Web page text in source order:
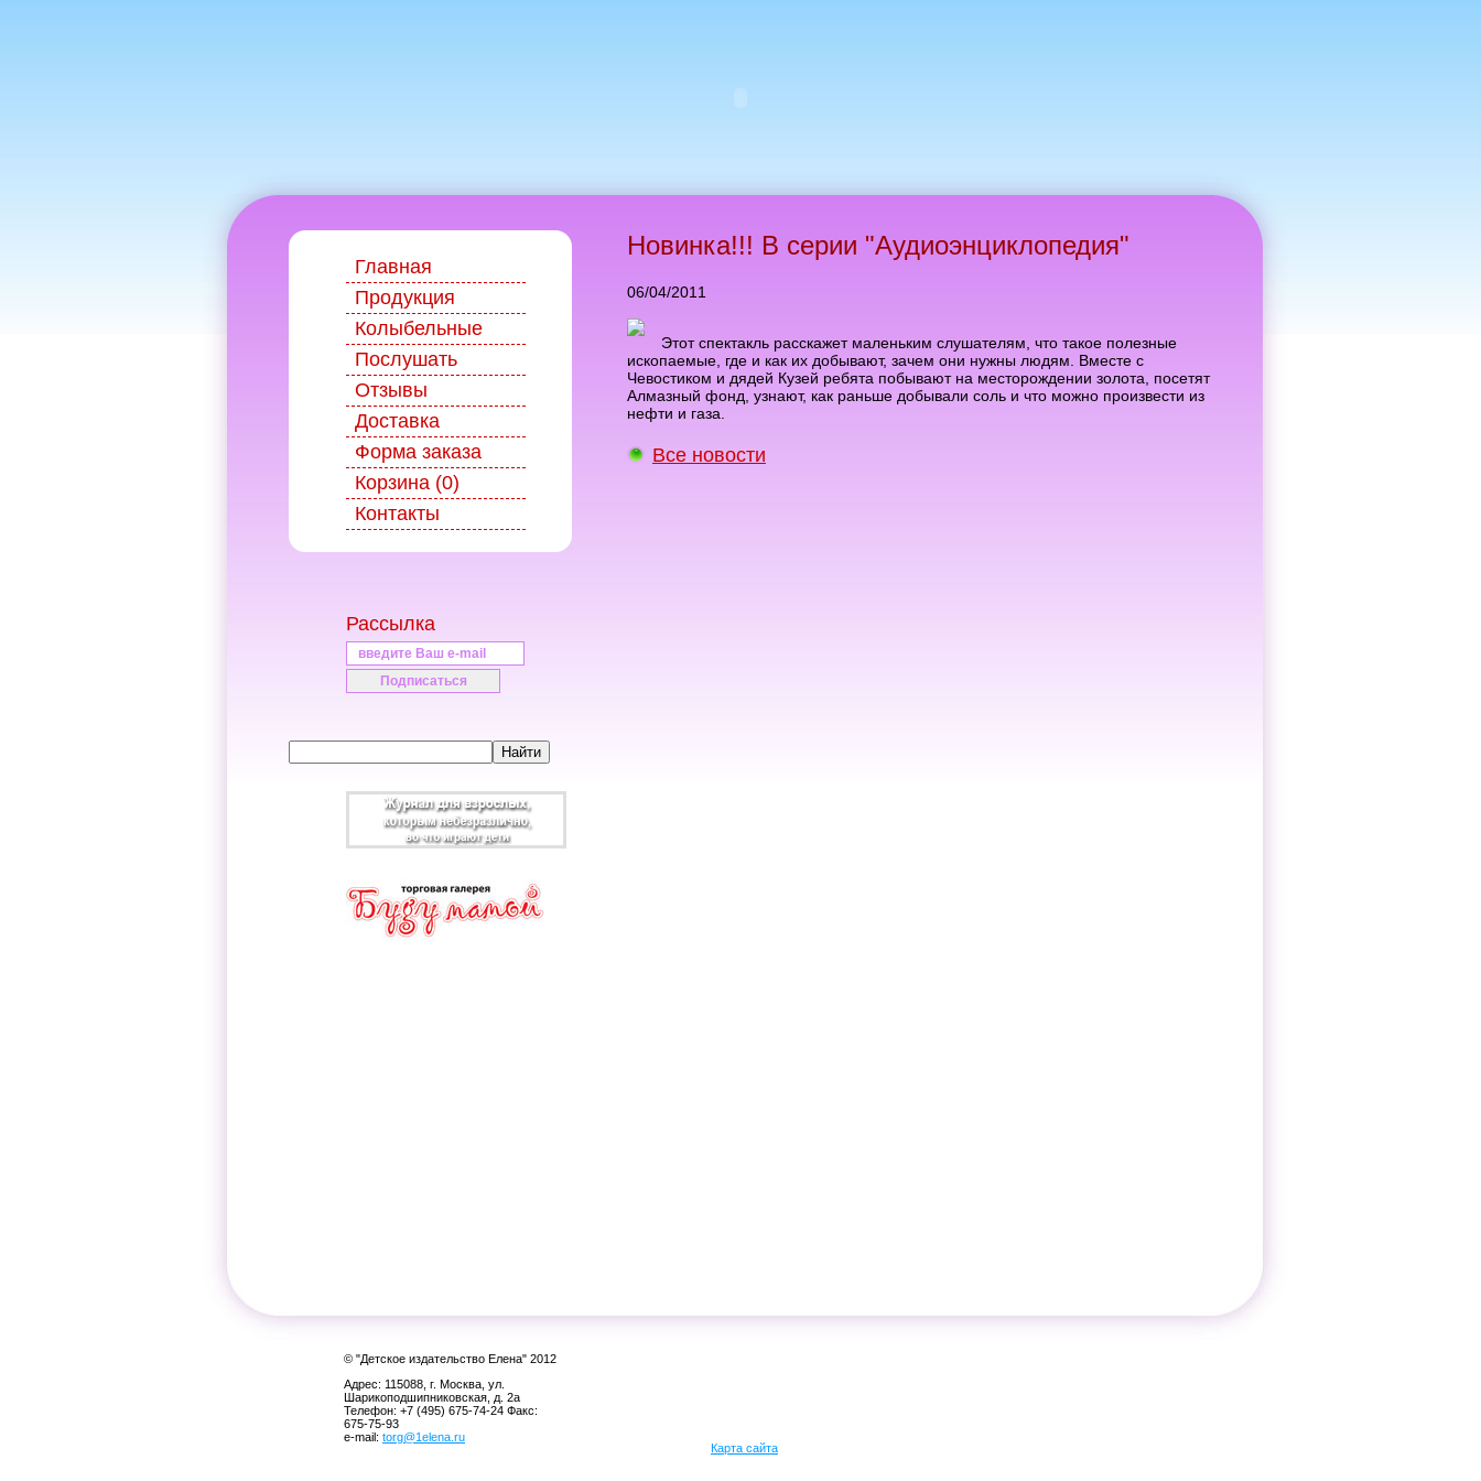
Главная
Продукция
Колыбельные
Послушать
Отзывы
Доставка
Форма заказа
Корзина (0)
Контакты
Рассылка
Новинка!!! В серии "Аудиоэнциклопедия"
06/04/2011
Этот спектакль расскажет маленьким слушателям, что такое полезные
ископаемые, где и как их добывают, зачем они нужны людям. Вместе с
Чевостиком и дядей Кузей ребята побывают на месторождении золота, посетят
Алмазный фонд, узнают, как раньше добывали соль и что можно произвести из
нефти и газа.
Все новости
© "Детское издательство Елена" 2012
Адрес: 115088, г. Москва, ул.
Шарикоподшипниковская, д. 2а
Телефон: +7 (495) 675-74-24 Факс:
675-75-93
e-mail: torg@1elena.ru
Карта сайта